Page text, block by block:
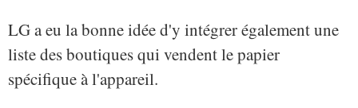
LG a eu la bonne idée d'y intégrer également une
liste des boutiques qui vendent le papier
spécifique à l'appareil.